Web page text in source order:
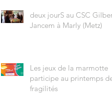
deux jourS au CSC
Jancem à Marly (Metz)
Les jeux de la marmotte
participe au printemps
fragilités